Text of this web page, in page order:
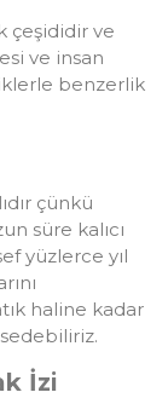
çeşididir ve
ve insan
benzerlik
çünkü
süre kalıcı
yüzlerce yıl
haline kadar
İzi